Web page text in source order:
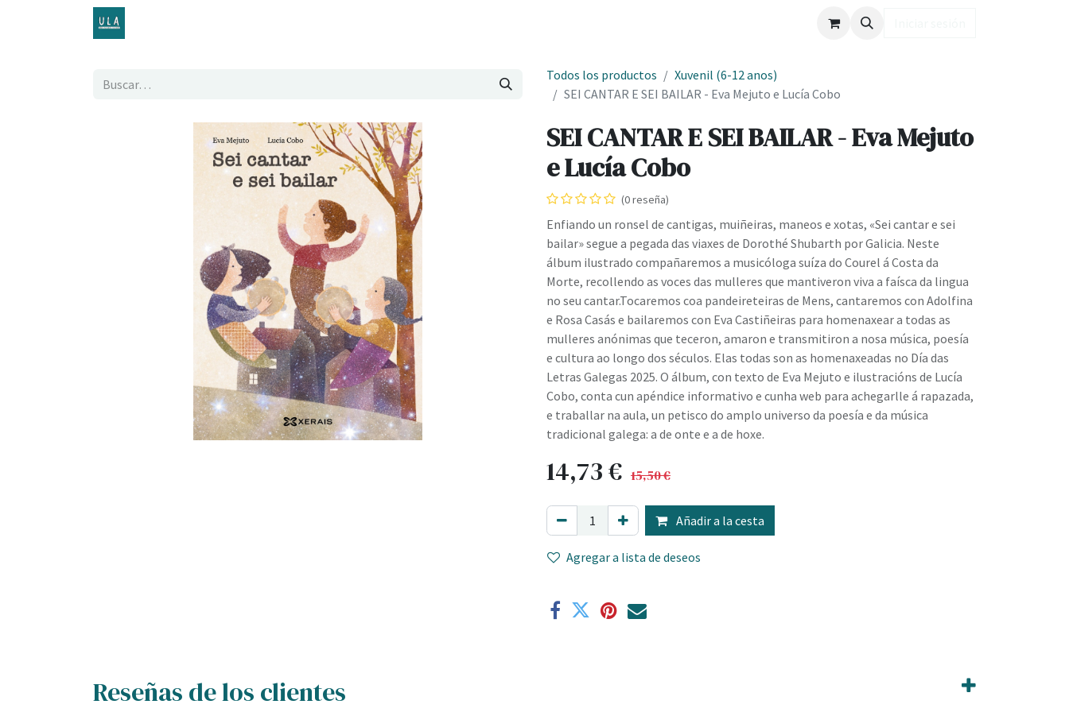
Todos los productos
Xuvenil (6-12 anos)
SEI CANTAR E SEI BAILAR - Eva Mejuto e Lucía Cobo
SEI CANTAR E SEI BAILAR - Eva Mejuto
e Lucía Cobo
(0 reseña)
Enfiando un ronsel de cantigas, muiñeiras, maneos e xotas, «Sei cantar e sei
bailar» segue a pegada das viaxes de Dorothé Shubarth por Galicia. Neste
álbum ilustrado compañaremos a musicóloga suíza do Courel á Costa da
Morte, recollendo as voces das mulleres que mantiveron viva a faísca da lingua
no seu cantar.Tocaremos coa pandeireteiras de Mens, cantaremos con Adolfina
e Rosa Casás e bailaremos con Eva Castiñeiras para homenaxear a todas as
mulleres anónimas que teceron, amaron e transmitiron a nosa música, poesía
e cultura ao longo dos séculos. Elas todas son as homenaxeadas no Día das
Letras Galegas 2025. O álbum, con texto de Eva Mejuto e ilustracións de Lucía
Cobo, conta cun apéndice informativo e cunha web para achegarlle á rapazada,
e traballar na aula, un petisco do amplo universo da poesía e da música
tradicional galega: a de onte e a de hoxe.
14,73€ 15,50€
Añadir a la cesta
Agregar a lista de deseos
Reseñas de los clientes